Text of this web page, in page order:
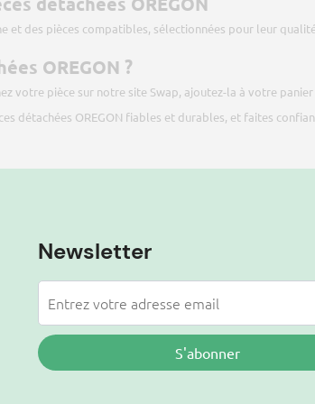
et des pièces compatibles, sélectionnées pour leur
OREGON ?
votre pièce sur notre site Swap, ajoutez-la à votre
détachées OREGON fiables et durables, et faites
Newsletter
S'abonner